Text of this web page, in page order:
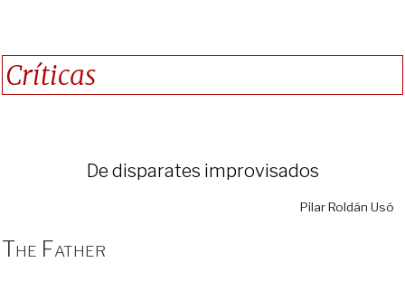
Críticas
De disparates improvisados
Pilar Roldán Usó
The Father